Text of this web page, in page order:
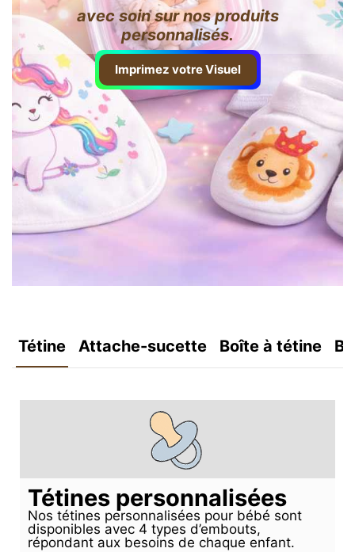
avec soin sur nos produits
personnalisés.
Imprimez votre Visuel
Tétine Attache-sucette Boîte à tétine
Tétines personnalisées
Nos tétines personnalisées pour bébé sont
disponibles avec 4 types d’embouts,
répondant aux besoins de chaque enfant.